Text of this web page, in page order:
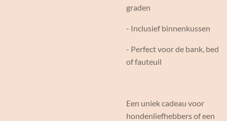
graden
- Inclusief binnenkussen
- Perfect voor de bank, bed
of fauteuil
Een uniek cadeau voor
hondenliefhebbers of een